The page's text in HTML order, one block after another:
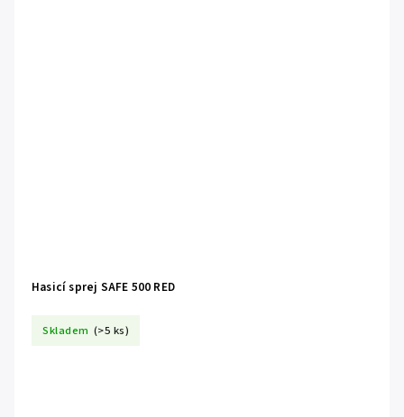
Hasicí sprej SAFE 500 RED
Skladem (>5 ks)